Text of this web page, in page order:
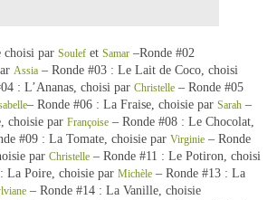
choisi par Soulef et Samar –Ronde #02
Assia – Ronde #03 : Le Lait de Coco, choisi
: L’Ananas, choisi par Christelle – Ronde #05
– Ronde #06 : La Fraise, choisie par Sarah –
choisie par Françoise – Ronde #08 : Le Chocolat,
#09 : La Tomate, choisie par Virginie – Ronde
par Christelle – Ronde #11 : Le Potiron, choisi
La Poire, choisie par Michèle – Ronde #13 : La
– Ronde #14 : La Vanille, choisie